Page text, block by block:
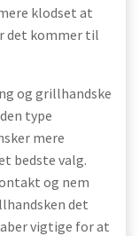
klodset at
det kommer til
og grillhandske
type
mere
bedste valg.
og nem
det
vigtige for at